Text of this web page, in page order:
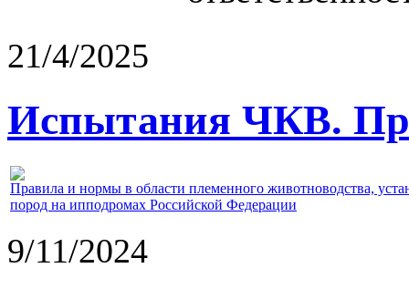
21/4/2025
Испытания ЧКВ.
Правила и нормы в области племенного животноводства,
пород на ипподромах Российской Федерации
9/11/2024